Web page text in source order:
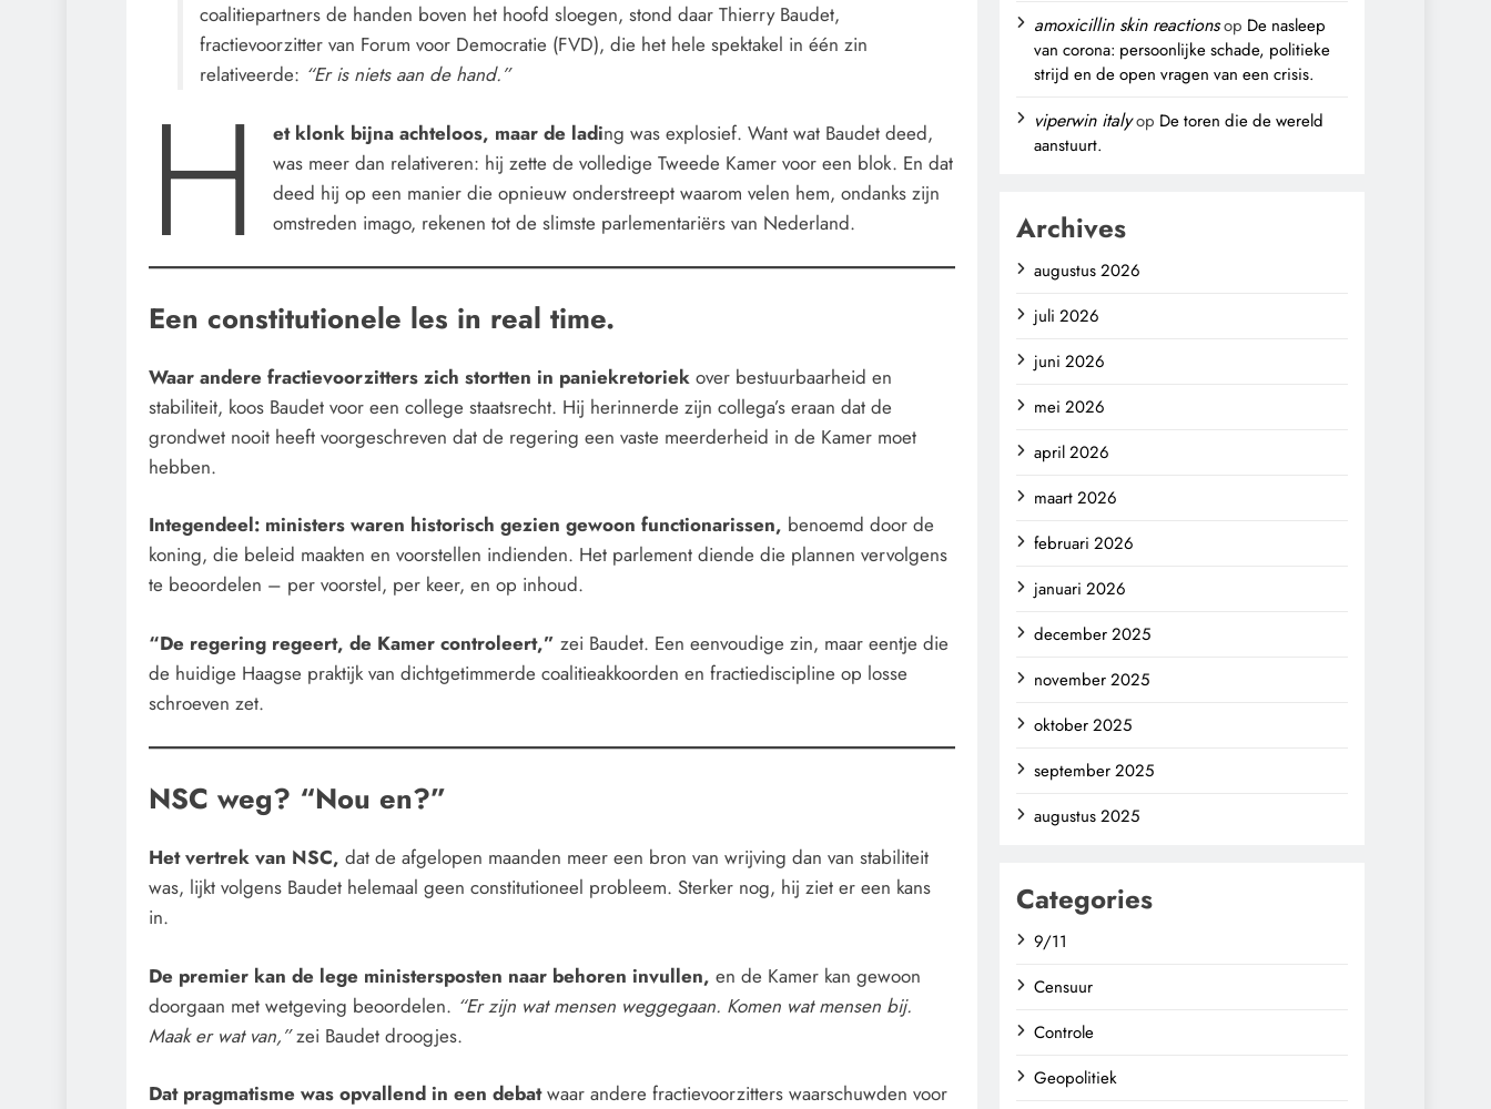
coalitiepartners de handen boven het hoofd sloegen, stond daar Thierry Baudet,
fractievoorzitter van Forum voor Democratie (FVD), die het hele spektakel in één zin
relativeerde: “Er is niets aan de hand.”
H et klonk bijna achteloos, maar de lading was explosief. Want wat Baudet deed,
was meer dan relativeren: hij zette de volledige Tweede Kamer voor een blok. En dat
deed hij op een manier die opnieuw onderstreept waarom velen hem, ondanks zijn
omstreden imago, rekenen tot de slimste parlementariërs van Nederland.
Een constitutionele les in real time.
Waar andere fractievoorzitters zich stortten in paniekretoriek over bestuurbaarheid en
stabiliteit, koos Baudet voor een college staatsrecht. Hij herinnerde zijn collega’s eraan dat de
grondwet nooit heeft voorgeschreven dat de regering een vaste meerderheid in de Kamer moet
hebben.
Integendeel: ministers waren historisch gezien gewoon functionarissen, benoemd door de
koning, die beleid maakten en voorstellen indienden. Het parlement diende die plannen vervolgens
te beoordelen – per voorstel, per keer, en op inhoud.
“De regering regeert, de Kamer controleert,” zei Baudet. Een eenvoudige zin, maar eentje die
de huidige Haagse praktijk van dichtgetimmerde coalitieakkoorden en fractiediscipline op losse
schroeven zet.
NSC weg? “Nou en?”
Het vertrek van NSC, dat de afgelopen maanden meer een bron van wrijving dan van stabiliteit
was, lijkt volgens Baudet helemaal geen constitutioneel probleem. Sterker nog, hij ziet er een kans
in.
De premier kan de lege ministersposten naar behoren invullen, en de Kamer kan gewoon
doorgaan met wetgeving beoordelen. “Er zijn wat mensen weggegaan. Komen wat mensen bij.
Maak er wat van,”zei Baudet droogjes.
Dat pragmatisme was opvallend in een debatwaar andere fractievoorzitters waarschuwden voor
amoxicillin skin reactionsop De nasleep
van corona: persoonlijke schade, politieke
strijd en de open vragen van een crisis.
viperwin italyop De toren die de wereld
aanstuurt.
Archives
augustus 2026
juli 2026
juni 2026
mei 2026
april 2026
maart 2026
februari 2026
januari 2026
december 2025
november 2025
oktober 2025
september 2025
augustus 2025
Categories
9/11
Censuur
Controle
Geopolitiek